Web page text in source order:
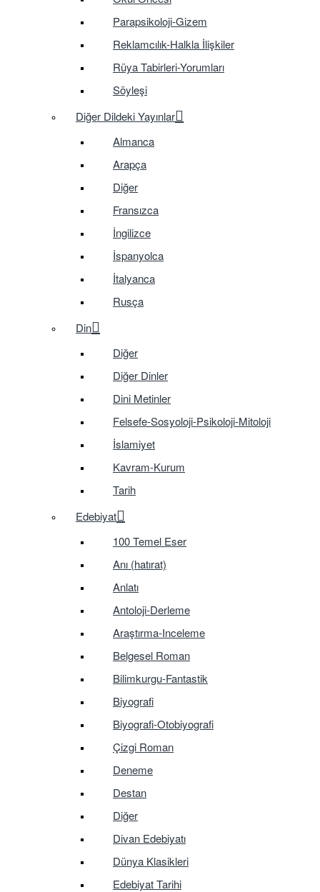
Parapsikoloji-Gizem
Reklamcılık-Halkla İlişkiler
Rüya Tabirleri-Yorumları
Söyleşi
Diğer Dildeki Yayınlar
Almanca
Arapça
Diğer
Fransızca
İngilizce
İspanyolca
İtalyanca
Rusça
Din
Diğer
Diğer Dinler
Dini Metinler
Felsefe-Sosyoloji-Psikoloji-Mitoloji
İslamiyet
Kavram-Kurum
Tarih
Edebiyat
100 Temel Eser
Anı (hatırat)
Anlatı
Antoloji-Derleme
Araştırma-Inceleme
Belgesel Roman
Bilimkurgu-Fantastik
Biyografi
Biyografi-Otobiyografi
Çizgi Roman
Deneme
Destan
Diğer
Divan Edebiyatı
Dünya Klasikleri
Edebiyat Tarihi